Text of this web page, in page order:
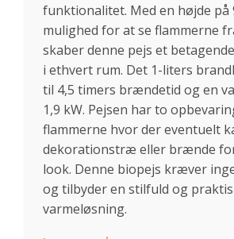
funktionalitet. Med en højde på
mulighed for at se flammerne
skaber denne pejs et
i ethvert rum. Det 1-liters
til 4,5 timers brændetid og en
1,9 kW. Pejsen har to
flammerne hvor der eventuelt
dekorationstræ eller brænde
look. Denne biopejs kræver
og tilbyder en stilfuld og
varmeløsning.